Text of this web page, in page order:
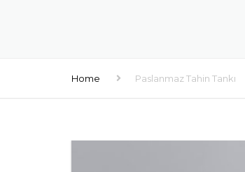
Home Paslanmaz Tahin Tankı